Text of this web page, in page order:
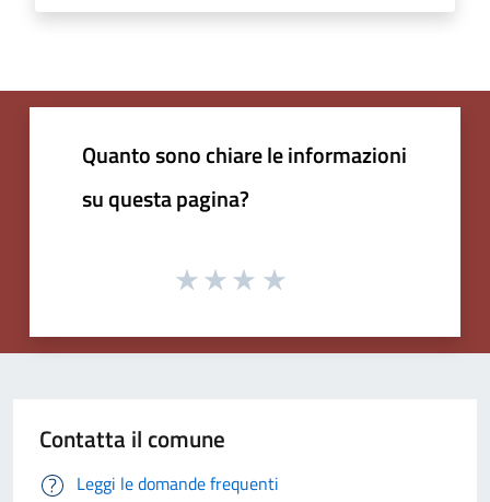
Quanto sono chiare le informazioni
su questa pagina?
Contatta il comune
Leggi le domande frequenti